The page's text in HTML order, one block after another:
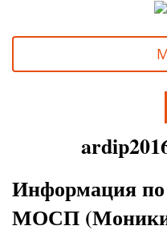
Информация по
МОСП